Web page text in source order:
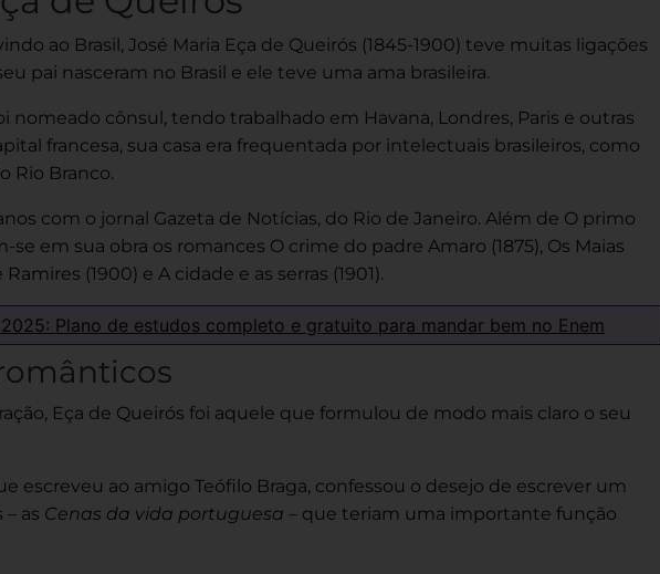
ao Brasil, José Maria Eça de Queirós (1845-1900) teve muitas ligações
pai nasceram no Brasil e ele teve uma ama brasileira.
nomeado cônsul, tendo trabalhado em Havana, Londres, Paris e outras
francesa, sua casa era frequentada por intelectuais brasileiros, como
Rio Branco.
com o jornal Gazeta de Notícias, do Rio de Janeiro. Além de O primo
se em sua obra os romances O crime do padre Amaro (1875), Os Maias
(1900) e A cidade e as serras (1901).
Plano de estudos completo e gratuito para mandar bem no Enem
Eça de Queirós foi aquele que formulou de modo mais claro o seu
escreveu ao amigo Teófilo Braga, confessou o desejo de escrever um
as Cenas da vida portuguesa – que teriam uma importante função